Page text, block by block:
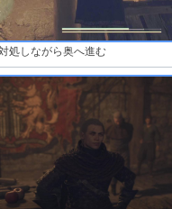
処しながら奥へ進む